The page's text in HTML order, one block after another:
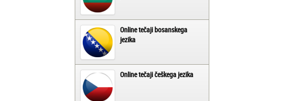
Online tečaji bosanskega
jezika
Online tečaji češkega jezika